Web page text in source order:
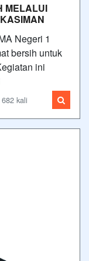
MELALUI
Negeri 1
bersih untuk
ini
kali